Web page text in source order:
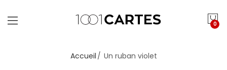
0
Accueil Un ruban violet